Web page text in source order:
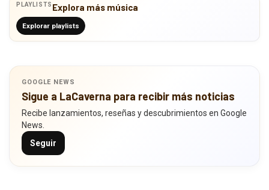
PLAYLISTS Explora más música
Explorar playlists
GOOGLE NEWS
Sigue a LaCaverna para recibir más noticias
Recibe lanzamientos, reseñas y descubrimientos en Google
News.
Seguir